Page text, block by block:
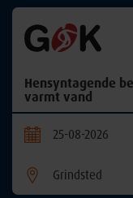
Hensyntagende
varmt vand
25-08-2026
Grindsted